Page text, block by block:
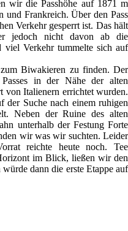
wir die Passhöhe auf 1871 m
und Frankreich. Über den Pass
Verkehr gesperrt ist. Das hält
jedoch nicht davon ab die
viel Verkehr tummelte sich auf
Biwakieren zu finden. Der
in der Nähe der alten
von Italienern errichtet wurden.
der Suche nach einem ruhigen
Neben der Ruine des alten
unterhalb der Festung Forte
wir was wir suchten. Leider
reichte heute noch. Tee
im Blick, ließen wir den
dann die erste Etappe auf